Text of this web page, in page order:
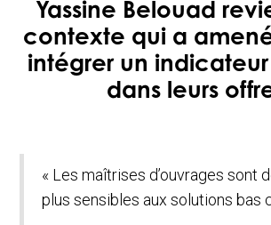
Yassine Belouad
contexte qui a
intégrer un
dans leurs
« Les maîtrises d’ouvrages sont
plus sensibles aux solutions bas